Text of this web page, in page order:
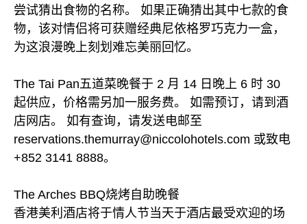
尝试猜出食物的名称。 如果正确猜出其中七款的食
物，该对情侣将可获赠经典尼依格罗巧克力一盒，
为这浪漫晚上刻划难忘美丽回忆。
The Tai Pan五道菜晚餐于 2 月 14 日晚上 6 时 30
起供应，价格需另加一服务费。 如需预订，请到酒
店网店。 如有查询，请发送电邮至
reservations.themurray@niccolohotels.com 或致电
+852 3141 8888。
The Arches BBQ烧烤自助晚餐
香港美利酒店将于情人节当天于酒店最受欢迎的场